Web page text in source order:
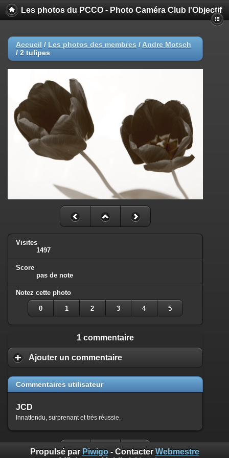
Les photos du PCCO - Photo Caméra Club l'Objectif
Accueil / Les photos des membres / Andre Motsch
/ 2 tulipes
Visites
1497
Score
pas de note
Notez cette photo
0 1 2 3 4 5
1 commentaire
Ajouter un commentaire
Commentaires utilisateur
JCD
Innattendu, surprenant et très réussie.
Propulsé par Piwigo- Contacter Webmestre